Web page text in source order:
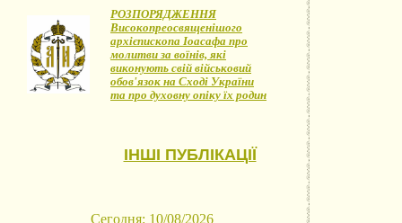
РОЗПОРЯДЖЕННЯ
Високопреосвященішого
архієпископа Іоасафа про
молитви за воїнів, які
виконують свій військовий
обов'язок на Сході України
та про духовну опіку їх родин
ІНШІ ПУБЛІКАЦІЇ